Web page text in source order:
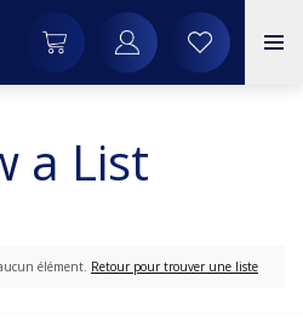
a List
élément. Retour pour trouver une liste